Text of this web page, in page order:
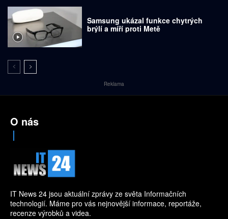
Samsung ukázal funkce chytrých
brýlí a míří proti Metě
Reklama
O nás
IT News 24 jsou aktuální zprávy ze světa Informačních
technologií. Máme pro vás nejnovější informace, reportáže,
recenze výrobků a videa.